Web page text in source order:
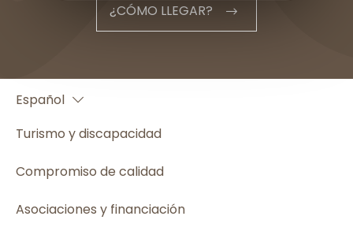
¿CÓMO LLEGAR?
Español
English
Turismo y discapacidad
Compromiso de calidad
Asociaciones y financiación